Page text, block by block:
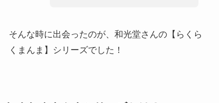
そんな時に出会ったのが、和光堂さんの【らくら
くまんま】シリーズでした！